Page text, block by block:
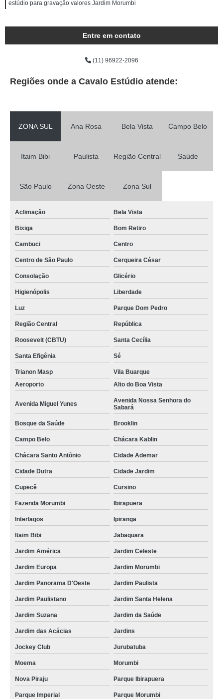
estúdio para gravação valores Jardim Morumbi
Entre em contato
(11) 96922-2096
Regiões onde a Cavalo Estúdio atende:
ZONA SUL Ana Rosa Bela Vista Campo Belo
Itaim Bibi Paulista Região Central Saúde
São Paulo Zona Oeste Zona Sul
Aclimação Bela Vista
Bixiga Bom Retiro
Cambuci Centro
Centro de São Paulo Cerqueira César
Consolação Glicério
Higienópolis Liberdade
Luz Parque Dom Pedro
Região Central República
Roosevelt (CBTU) Santa Cecília
Santa Efigênia Sé
Trianon Masp
Vila Buarque
Aeroporto
Alto do Boa Vista
Avenida Miguel Yunes
Avenida Nossa Senhora do
Sabará
Bosque da Saúde Brooklin
Campo Belo Chácara Kablin
Chácara Santo Antônio Cidade Ademar
Cidade Dutra Cidade Jardim
Cupecê Cursino
Fazenda Morumbi Ibirapuera
Interlagos Ipiranga
Itaim Bibi Jabaquara
Jardim América Jardim Celeste
Jardim Europa Jardim Morumbi
Jardim Panorama D'Oeste Jardim Paulista
Jardim Paulistano Jardim Santa Helena
Jardim Suzana Jardim da Saúde
Jardim das Acácias Jardins
Jockey Club Jurubatuba
Moema Morumbi
Nova Piraju Parque Ibirapuera
Parque Imperial Parque Morumbi